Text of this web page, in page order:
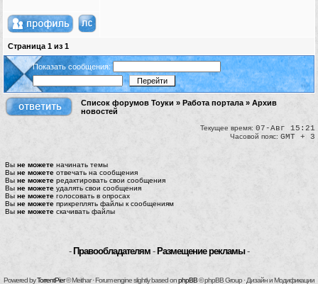
Страница 1 из 1
Показать сообщения:
Список форумов Тоуки » Работа портала » Архив
новостей
Текущее время: 07-Авг 15:21
Часовой пояс: GMT + 3
Вы не можете начинать темы
Вы не можете отвечать на сообщения
Вы не можете редактировать свои сообщения
Вы не можете удалять свои сообщения
Вы не можете голосовать в опросах
Вы не можете прикреплять файлы к сообщениям
Вы не можете скачивать файлы
- Правообладателям - Размещение рекламы-
Powered byTorrentPier© Meithar · Forum engine slightly based onphpBB© phpBB Group · Дизайн и Модификации